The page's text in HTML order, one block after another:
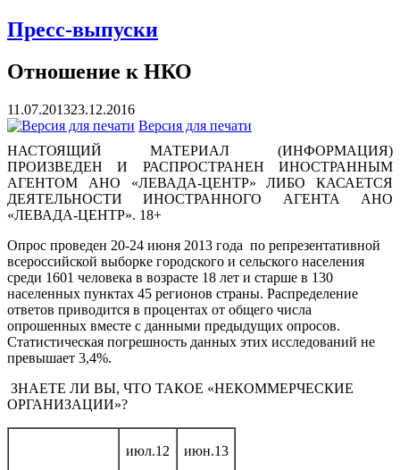
Пресс-выпуски
Отношение к НКО
11.07.201323.12.2016
Версия для печати
НАСТОЯЩИЙ МАТЕРИАЛ (ИНФОРМАЦИЯ)
ПРОИЗВЕДЕН И РАСПРОСТРАНЕН ИНОСТРАННЫМ
АГЕНТОМ АНО «ЛЕВАДА-ЦЕНТР» ЛИБО КАСАЕТСЯ
ДЕЯТЕЛЬНОСТИ ИНОСТРАННОГО АГЕНТА АНО
«ЛЕВАДА-ЦЕНТР». 18+
Опрос проведен 20-24 июня 2013 года по репрезентативной
всероссийской выборке городского и сельского населения
среди 1601 человека в возрасте 18 лет и старше в 130
населенных пунктах 45 регионов страны. Распределение
ответов приводится в процентах от общего числа
опрошенных вместе с данными предыдущих опросов.
Статистическая погрешность данных этих исследований не
превышает 3,4%.
ЗНАЕТЕ ЛИ ВЫ, ЧТО ТАКОЕ «НЕКОММЕРЧЕСКИЕ
ОРГАНИЗАЦИИ»?
июл.12 июн.13